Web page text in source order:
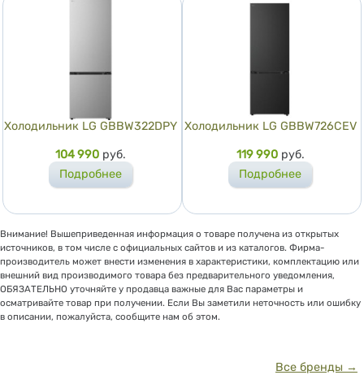
Холодильник LG GBBW322DPY
Цена
104 990 руб.
Подробнее
Холодильник LG GBBW726CEV
Цена
119 990 руб.
Подробнее
Внимание! Вышеприведенная информация о товаре получена из открытых
источников, в том числе с официальных сайтов и из каталогов. Фирма-
производитель может внести изменения в характеристики, комплектацию или
внешний вид производимого товара без предварительного уведомления,
ОБЯЗАТЕЛЬНО уточняйте у продавца важные для Вас параметры и
осматривайте товар при получении. Если Вы заметили неточность или ошибку
в описании, пожалуйста, сообщите нам об этом.
Все бренды →